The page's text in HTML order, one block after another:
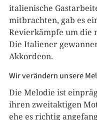
italienische
mitbrachten, gab es
Revierkämpfe um die
Die Italiener
Akkordeon.
Wir verändern unsere
Die Melodie ist
ihren zweitaktigen
ehe es richtig